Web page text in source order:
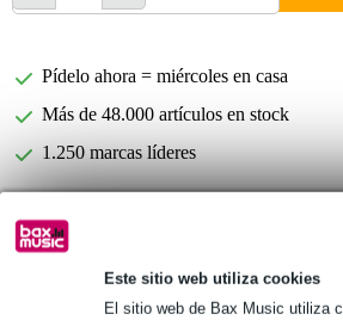
Este sitio web utiliza cookies
El sitio web de Bax Music utiliza
Pídelo ahora = miércoles en casa
Más de 48.000 artículos en stock
1.250 marcas líderes
Información del producto
Número de piezas: 5
Tipo: Archivado